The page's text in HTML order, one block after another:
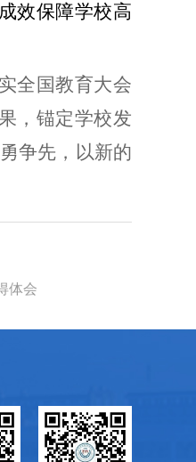
效保障学校高
全国教育大会
，锚定学校发
争先，以新的
体会